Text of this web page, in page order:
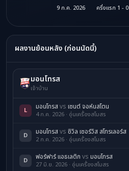
9 ก.ค. 2026 ครึ่งแรก 1 - 0
ผลงานย้อนหลัง (ก่อนนัดนี้)
มอนโทรส
เจ้าบ้าน
L มอนโทรสvs เซนต์ จอห์นสโตน
4 ก.ค. 2026 · อุ่นเครื่องสโมสร
D มอนโทรสvs ซิวิล เซอร์วิส สโทรเลอร์ส
2 ก.ค. 2026 · อุ่นเครื่องสโมสร
D ฟอร์ฟาร์ แอธเลติก vs มอนโทรส
27 มิ.ย. 2026 · อุ่นเครื่องสโมสร